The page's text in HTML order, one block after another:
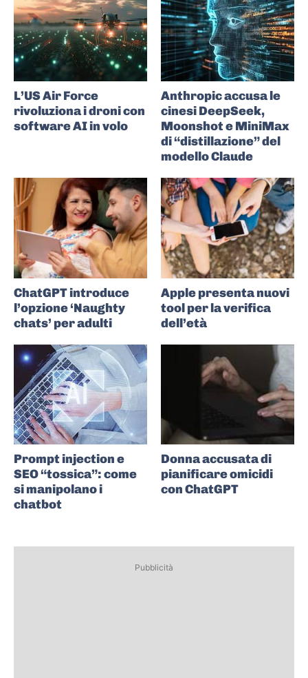
L’US Air Force
rivoluziona i droni con
software AI in volo
Anthropic accusa le
cinesi DeepSeek,
Moonshot e MiniMax
di “distillazione” del
modello Claude
ChatGPT introduce
l’opzione ‘Naughty
chats’ per adulti
Apple presenta nuovi
tool per la verifica
dell’età
Prompt injection e
SEO “tossica”: come
si manipolano i
chatbot
Donna accusata di
pianificare omicidi
con ChatGPT
Pubblicità